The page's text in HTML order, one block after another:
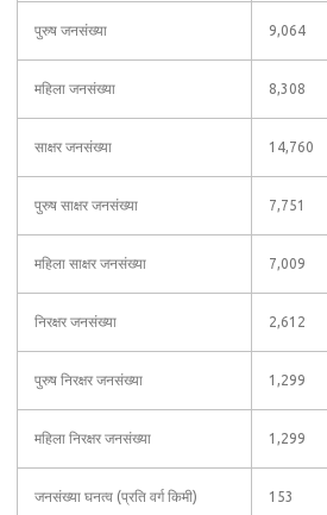
पुरुष जनसंख्या 9,064
महिला जनसंख्या 8,308
साक्षर जनसंख्या 14,760
पुरुष साक्षर जनसंख्या 7,751
महिला साक्षर जनसंख्या 7,009
निरक्षर जनसंख्या 2,612
पुरुष निरक्षर जनसंख्या 1,299
महिला निरक्षर जनसंख्या 1,299
जनसंख्या घनत्व (प्रति वर्ग किमी) 153